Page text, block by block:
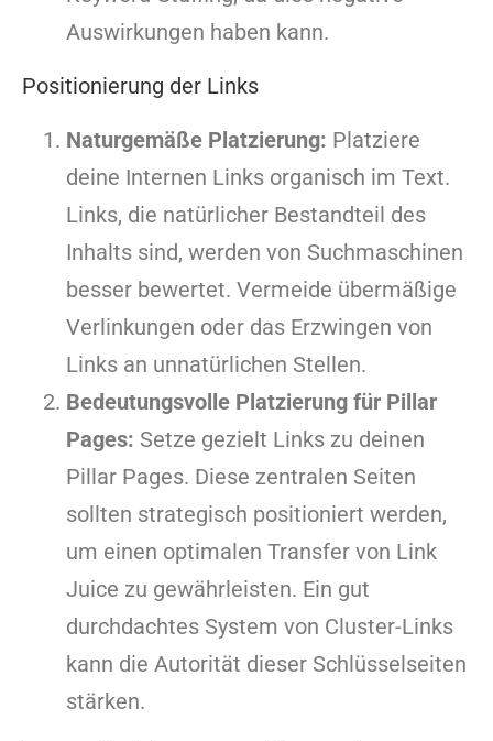
Auswirkungen haben kann.
Positionierung der Links
Naturgemäße Platzierung: Platziere
deine Internen Links organisch im Text.
Links, die natürlicher Bestandteil des
Inhalts sind, werden von Suchmaschinen
besser bewertet. Vermeide übermäßige
Verlinkungen oder das Erzwingen von
Links an unnatürlichen Stellen.
Bedeutungsvolle Platzierung für Pillar
Pages: Setze gezielt Links zu deinen
Pillar Pages. Diese zentralen Seiten
sollten strategisch positioniert werden,
um einen optimalen Transfer von Link
Juice zu gewährleisten. Ein gut
durchdachtes System von Cluster-Links
kann die Autorität dieser Schlüsselseiten
stärken.